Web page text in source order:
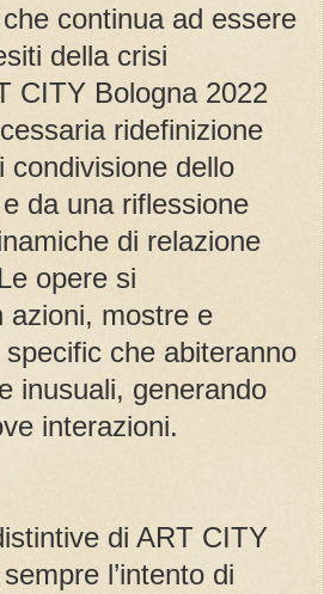
continua ad essere
della crisi
CITY Bologna 2022
ridefinizione
condivisione dello
da una riflessione
di relazione
opere si
azioni, mostre e
che abiteranno
inusuali, generando
interazioni.
di ART CITY
l’intento di